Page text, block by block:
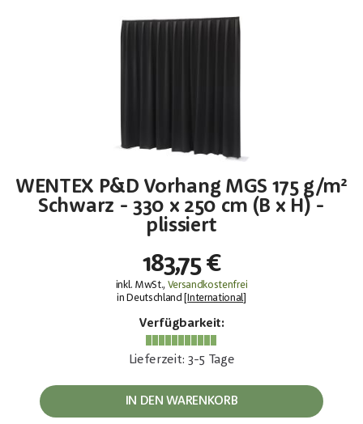
WENTEX P&D Vorhang MGS 175 g/m²
Schwarz - 330 x 250 cm (B x H) -
plissiert
183,75 €
inkl. MwSt., Versandkostenfrei
in Deutschland [
International]
Verfügbarkeit:
Lieferzeit: 3-5 Tage
IN DEN WARENKORB